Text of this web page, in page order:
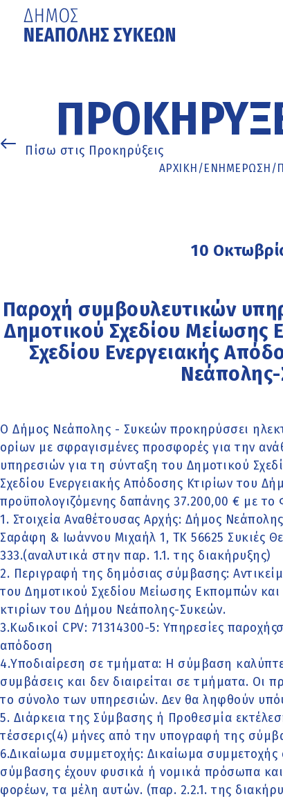
περιεχόμενο
Πίσω στις Προκηρύξεις
ΑΡΧΙΚΉ /ΕΝΗΜΈΡΩΣΗ /
10
Παροχή συμβουλευτικών
Δημοτικού Σχεδίου
Σχεδίου Ενεργειακής
Ο Δήμος Νεάπολης - Συκεών προκηρύσσει
ορίων με σφραγισμένες προσφορές για την
υπηρεσιών για τη σύνταξη του Δημοτικού
Σχεδίου Ενεργειακής Απόδοσης Κτιρίων του
προϋπολογιζόμενης δαπάνης 37.200,00 € με
1. Στοιχεία Αναθέτουσας Αρχής: Δήμος
Σαράφη & Ιωάννου Μιχαήλ 1, ΤΚ 56625 Συκιές
333.(αναλυτικά στην παρ. 1.1. της διακήρυξης)
2. Περιγραφή της δημόσιας σύμβασης:
του Δημοτικού Σχεδίου Μείωσης Εκπομπών και
κτιρίων του Δήμου Νεάπολης-Συκεών.
3.Κωδικοί CPV: 71314300-5: Υπηρεσίες
απόδοση
4.Υποδιαίρεση σε τμήματα: Η σύμβαση
συμβάσεις και δεν διαιρείται σε τμήματα. Οι
το σύνολο των υπηρεσιών. Δεν θα ληφθούν
5. Διάρκεια της Σύμβασης ή Προθεσμία
τέσσερις(4) μήνες από την υπογραφή της
6.Δικαίωμα συμμετοχής: Δικαίωμα
σύμβασης έχουν φυσικά ή νομικά πρόσωπα
φορέων, τα μέλη αυτών. (παρ. 2.2.1. της